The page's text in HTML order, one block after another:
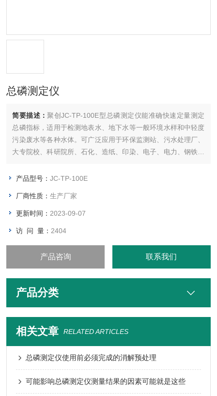
总磷测定仪
简要描述：聚创JC-TP-100E型总磷测定仪能准确快速定量测定
总磷指标，适用于检测地表水、地下水等一般环境水样和中轻度
污染废水等各种水体。可广泛应用于环保监测站、污水处理厂、
大专院校、科研院所、石化、造纸、印染、电子、电力、钢铁、
产品型号：JC-TP-100E
厂商性质：生产厂家
更新时间： 2023-09-07
访 问 量： 2404
产品咨询 联系我们
产品分类
相关文章 RELATED ARTICLES
总磷测定仪使用前必须完成的消解预处理
可能影响总磷测定仪测量结果的因素可能就是这些